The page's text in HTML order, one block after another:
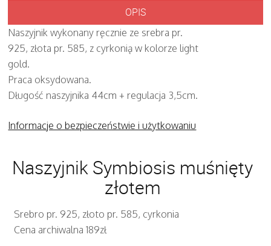
OPIS
Naszyjnik wykonany ręcznie ze srebra pr.
925, złota pr. 585, z cyrkonią w kolorze light
gold.
Praca oksydowana.
Długość naszyjnika 44cm + regulacja 3,5cm.
Informacje o bezpieczeństwie i użytkowaniu
Naszyjnik Symbiosis muśnięty
złotem
Srebro pr. 925, złoto pr. 585, cyrkonia
Cena archiwalna 189zł